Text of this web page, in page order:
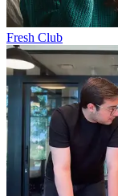
Fresh Club